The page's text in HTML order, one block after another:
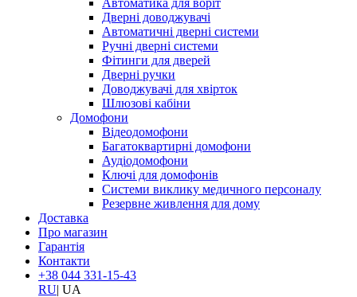
Автоматика для воріт
Дверні доводжувачі
Автоматичні дверні системи
Ручні дверні системи
Фітинги для дверей
Дверні ручки
Доводжувачі для хвірток
Шлюзові кабіни
Домофони
Відеодомофони
Багатоквартирні домофони
Аудіодомофони
Ключі для домофонів
Системи виклику медичного персоналу
Резервне живлення для дому
Доставка
Про магазин
Гарантія
Контакти
+38 044 331-15-43
RU| UA